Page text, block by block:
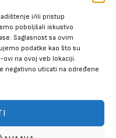
i/ili pristup
poboljšali iskustvo
Saglasnost sa ovim
podatke kao što su
na ovoj veb lokaciji.
negativno uticati na određene
na trudnice, fetus i
kreveti sa fiokom za